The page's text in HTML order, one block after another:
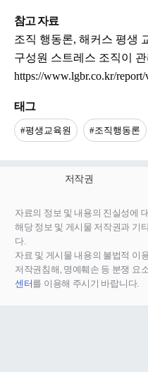
참고 자료
조직 행동론, 해커스 평생
구성원 스트레스 조직이
https://www.lgbr.co.kr/
태그
#평생교육원 #조직행동론
저작권
자료의 정보 및 내용의 진실성에
해당 정보 및 게시물 저작권과 기
다.
자료 및 게시물 내용의 불법적 이
저작권침해, 명예훼손 등 분쟁 요
센터를 이용해 주시기 바랍니다.